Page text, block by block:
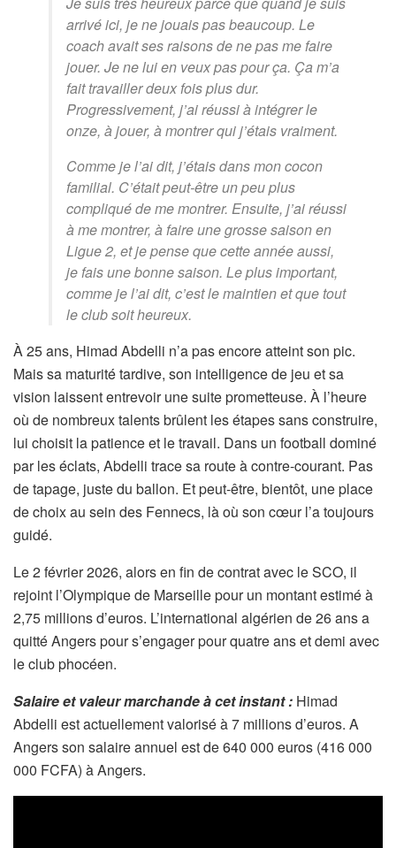
arrivé ici, je ne jouais pas beaucoup. Le
coach avait ses raisons de ne pas me faire
jouer. Je ne lui en veux pas pour ça. Ça m’a
fait travailler deux fois plus dur.
Progressivement, j’ai réussi à intégrer le
onze, à jouer, à montrer qui j’étais vraiment.
Comme je l’ai dit, j’étais dans mon cocon
familial. C’était peut-être un peu plus
compliqué de me montrer. Ensuite, j’ai réussi
à me montrer, à faire une grosse saison en
Ligue 2, et je pense que cette année aussi,
je fais une bonne saison. Le plus important,
comme je l’ai dit, c’est le maintien et que tout
le club soit heureux.
À 25 ans, Himad Abdelli n’a pas encore atteint son pic.
Mais sa maturité tardive, son intelligence de jeu et sa
vision laissent entrevoir une suite prometteuse. À l’heure
où de nombreux talents brûlent les étapes sans construire,
lui choisit la patience et le travail. Dans un football dominé
par les éclats, Abdelli trace sa route à contre-courant. Pas
de tapage, juste du ballon. Et peut-être, bientôt, une place
de choix au sein des Fennecs, là où son cœur l’a toujours
guidé.
Le 2 février 2026, alors en fin de contrat avec le SCO, il
rejoint l’Olympique de Marseille pour un montant estimé à
2,75 millions d’euros. L’international algérien de 26 ans a
quitté Angers pour s’engager pour quatre ans et demi avec
le club phocéen.
Salaire et valeur marchande à cet instant : Himad
Abdelli est actuellement valorisé à 7 millions d’euros. A
Angers son salaire annuel est de 640 000 euros (416 000
000 FCFA) à Angers.